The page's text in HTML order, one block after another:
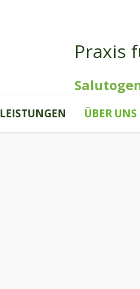
Praxis
LEISTUNGEN ÜBER UNS